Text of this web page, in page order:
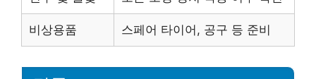
비상용품 스페어 타이어, 공구 등 준비